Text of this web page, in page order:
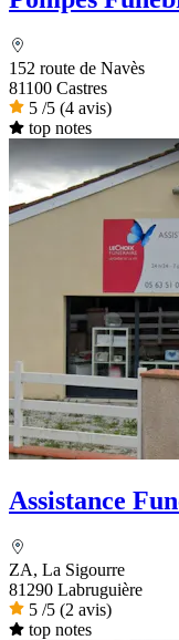
152 route de Navès
81100 Castres
5 /5 (4 avis)
top notes
Assistance
ZA, La Sigourre
81290 Labruguière
5 /5 (2 avis)
top notes